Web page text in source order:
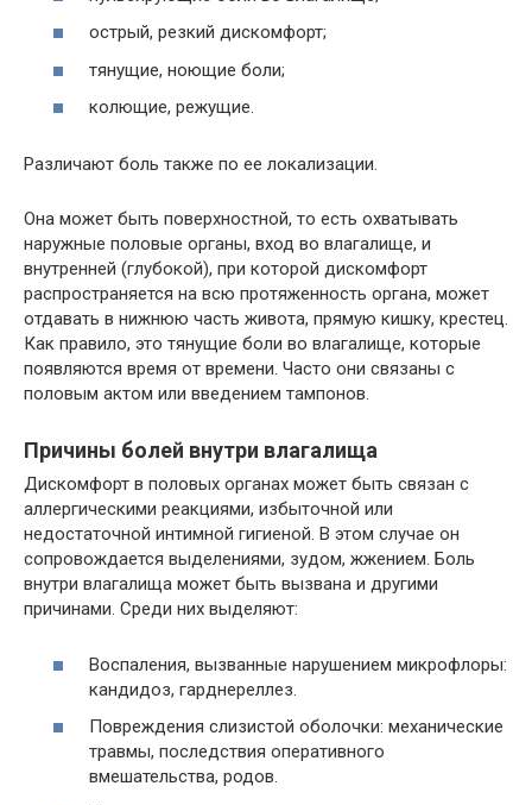
острый, резкий дискомфорт;
тянущие, ноющие боли;
колющие, режущие.
Различают боль также по ее локализации.
Она может быть поверхностной, то есть охватывать
наружные половые органы, вход во влагалище, и
внутренней (глубокой), при которой дискомфорт
распространяется на всю протяженность органа, может
отдавать в нижнюю часть живота, прямую кишку, крестец.
Как правило, это тянущие боли во влагалище, которые
появляются время от времени. Часто они связаны с
половым актом или введением тампонов.
Причины болей внутри влагалища
Дискомфорт в половых органах может быть связан с
аллергическими реакциями, избыточной или
недостаточной интимной гигиеной. В этом случае он
сопровождается выделениями, зудом, жжением. Боль
внутри влагалища может быть вызвана и другими
причинами. Среди них выделяют:
Воспаления, вызванные нарушением микрофлоры:
кандидоз, гарднереллез.
Повреждения слизистой оболочки: механические
травмы, последствия оперативного
вмешательства, родов.